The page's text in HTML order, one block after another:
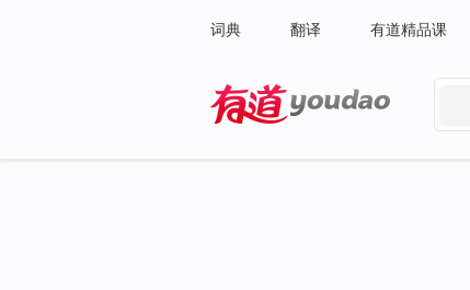
词典 翻译 有道精品课